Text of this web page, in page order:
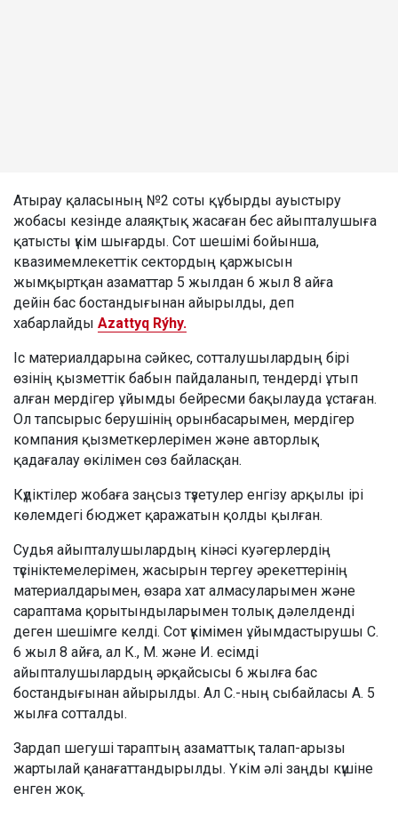
Атырау қаласының №2 соты құбырды ауыстыру
жобасы кезінде алаяқтық жасаған бес айыпталушыға
қатысты үкім шығарды. Сот шешімі бойынша,
квазимемлекеттік сектордың қаржысын
жымқыртқан азаматтар 5 жылдан 6 жыл 8 айға
дейін бас бостандығынан айырылды, деп
хабарлайды Azattyq Rýhy.
Іс материалдарына сәйкес, сотталушылардың бірі
өзінің қызметтік бабын пайдаланып, тендерді ұтып
алған мердігер ұйымды бейресми бақылауда ұстаған.
Ол тапсырыс берушінің орынбасарымен, мердігер
компания қызметкерлерімен және авторлық
қадағалау өкілімен сөз байласқан.
Күдіктілер жобаға заңсыз түзетулер енгізу арқылы ірі
көлемдегі бюджет қаражатын қолды қылған.
Судья айыпталушылардың кінәсі куәгерлердің
түсініктемелерімен, жасырын тергеу әрекеттерінің
материалдарымен, өзара хат алмасуларымен және
сараптама қорытындыларымен толық дәлелденді
деген шешімге келді. Сот үкімімен ұйымдастырушы С.
6 жыл 8 айға, ал К., М. және И. есімді
айыпталушылардың әрқайсысы 6 жылға бас
бостандығынан айырылды. Ал С.-ның сыбайласы А. 5
жылға сотталды.
Зардап шегуші тараптың азаматтық талап-арызы
жартылай қанағаттандырылды. Үкім әлі заңды күшіне
енген жоқ.